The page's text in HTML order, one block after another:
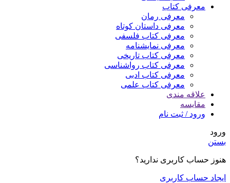
معرفی کتاب
معرفی رمان
معرفی داستان کوتاه
معرفی کتاب فلسفی
معرفی نمایشنامه
معرفی کتاب تاریخی
معرفی کتاب رواشناسی
معرفی کتاب ادبی
معرفی کتاب علمی
علاقه مندی
مقایسه
ورود / ثبت نام
ورود
بستن
هنوز حساب کاربری ندارید؟
ایجاد حساب کاربری